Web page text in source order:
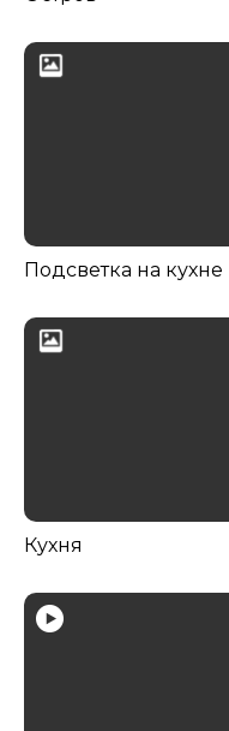
Подсветка на кухне
Кухня